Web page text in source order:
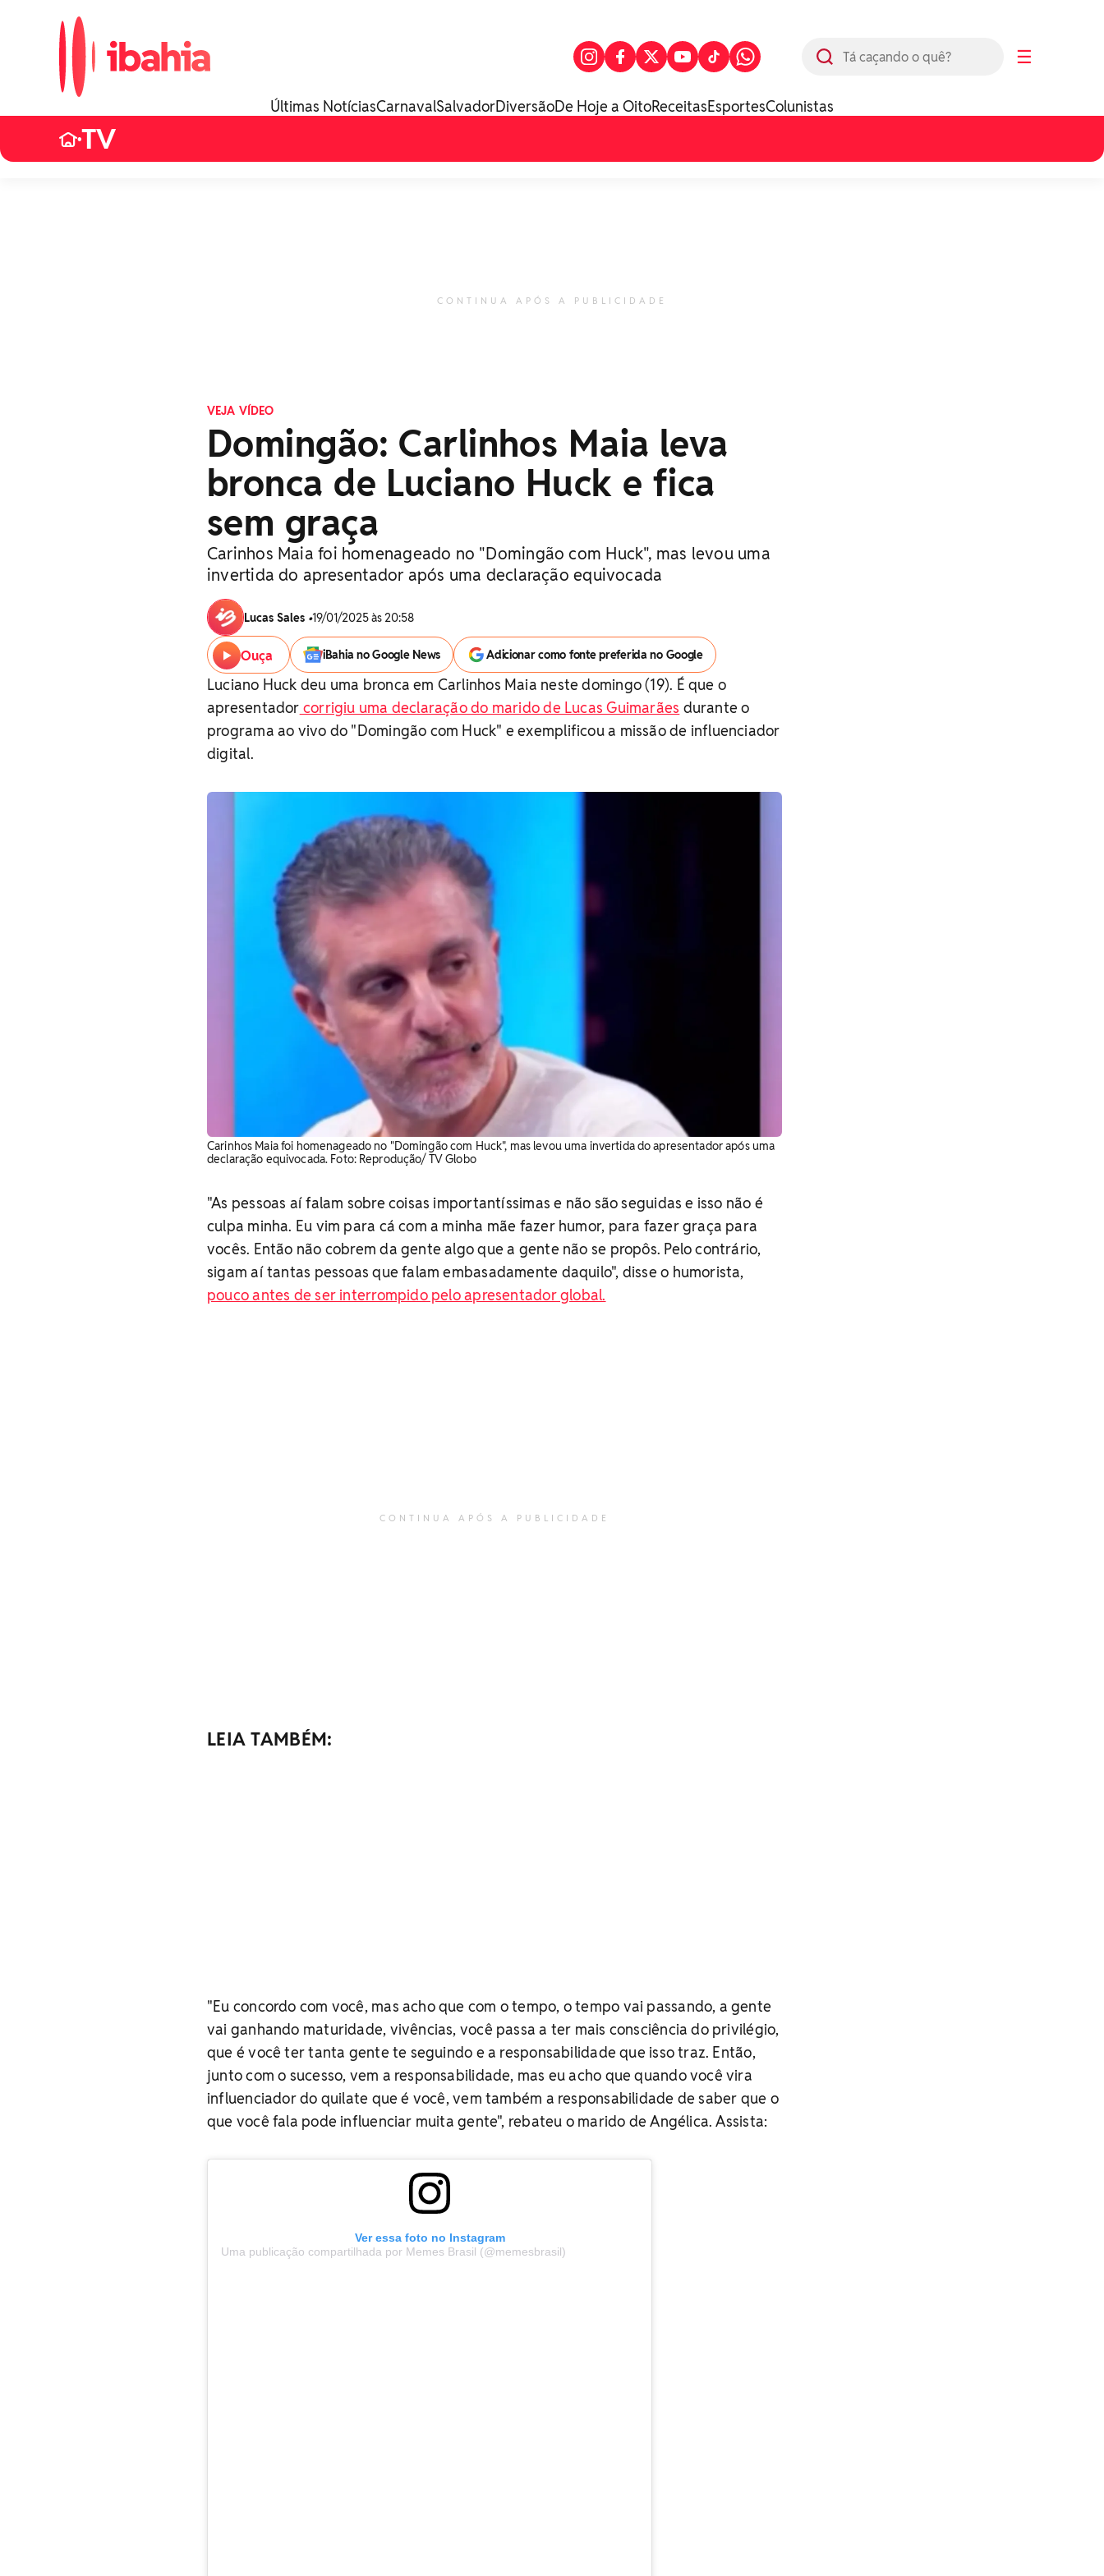
☰
Últimas NotíciasCarnavalSalvadorDiversãoDe Hoje a OitoReceitasEsportesColunistas
•TV
CONTINUA APÓS A PUBLICIDADE
VEJA VÍDEO
Domingão: Carlinhos Maia leva
bronca de Luciano Huck e fica
sem graça
Carinhos Maia foi homenageado no "Domingão com Huck", mas levou uma
invertida do apresentador após uma declaração equivocada
Lucas Sales •19/01/2025 às 20:58
Ouça iBahia no Google News Adicionar como fonte preferida no Google
Luciano Huck deu uma bronca em Carlinhos Maia neste domingo (19). É que o
apresentador corrigiu uma declaração do marido de Lucas Guimarães durante o
programa ao vivo do "Domingão com Huck" e exemplificou a missão de influenciador
digital.
Carinhos Maia foi homenageado no "Domingão com Huck", mas levou uma invertida do apresentador após uma
declaração equivocada. Foto: Reprodução/ TV Globo
"As pessoas aí falam sobre coisas importantíssimas e não são seguidas e isso não é
culpa minha. Eu vim para cá com a minha mãe fazer humor, para fazer graça para
vocês. Então não cobrem da gente algo que a gente não se propôs. Pelo contrário,
sigam aí tantas pessoas que falam embasadamente daquilo", disse o humorista,
pouco antes de ser interrompido pelo apresentador global.
CONTINUA APÓS A PUBLICIDADE
LEIA TAMBÉM:
"Eu concordo com você, mas acho que com o tempo, o tempo vai passando, a gente
vai ganhando maturidade, vivências, você passa a ter mais consciência do privilégio,
que é você ter tanta gente te seguindo e a responsabilidade que isso traz. Então,
junto com o sucesso, vem a responsabilidade, mas eu acho que quando você vira
influenciador do quilate que é você, vem também a responsabilidade de saber que o
que você fala pode influenciar muita gente", rebateu o marido de Angélica. Assista:
Ver essa foto no Instagram
Uma publicação compartilhada por Memes Brasil (@memesbrasil)